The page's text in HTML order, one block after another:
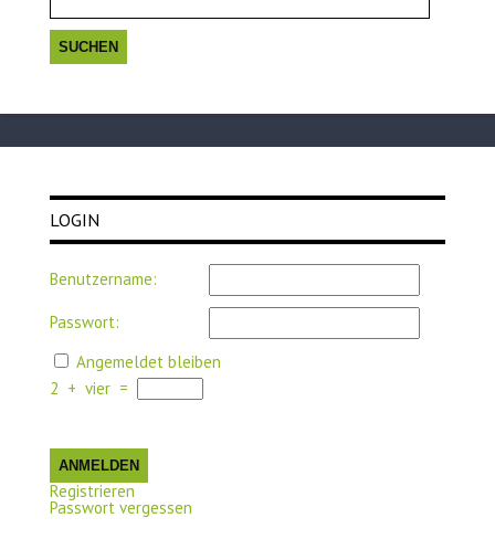
LOGIN
Benutzername:
Passwort:
Angemeldet bleiben
2 + vier =
ANMELDEN
Registrieren
Passwort vergessen